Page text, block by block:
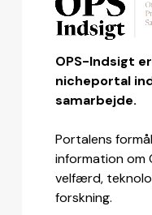
OPS-Indsigt
nicheportal
samarbejde.
Portalens
information om
velfærd,
forskning.